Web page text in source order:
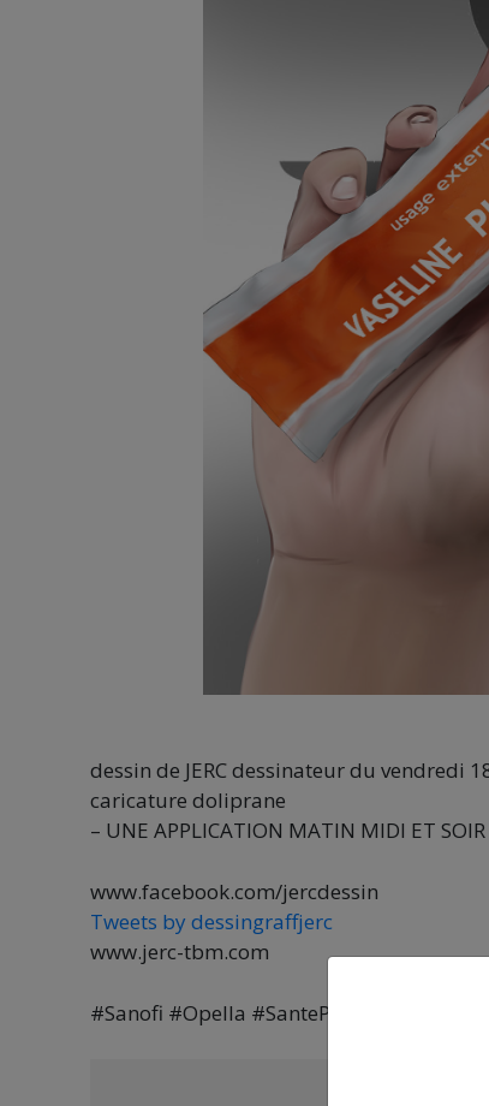
dessin de JERC dessinateur du vendredi
caricature doliprane
– UNE APPLICATION MATIN MIDI ET SOIR
www.facebook.com/jercdessin
Tweets by dessingraffjerc
www.jerc-tbm.com
#Sanofi #Opella #SantePublique #Sante